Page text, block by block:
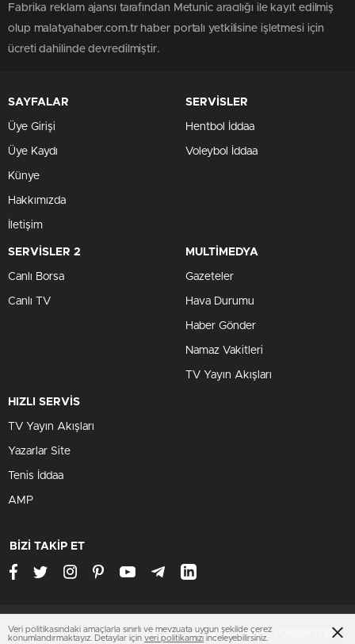
Fabrika reklam ajansı tarafından Metunic aracılığı ile kayıt edilmiş
olup malatyahaber.com.tr haber portalı yetkilisine işletmesi için
ücreti dahilinde devredilmiştir.
SAYFALAR
Üye Girişi
Üye Kaydı
Künye
Hakkımızda
İletişim
SERVİSLER
Hentbol İddaa
Voleybol İddaa
SERVİSLER 2
Canlı Borsa
Canlı TV
MULTİMEDYA
Gazeteler
Hava Durumu
Haber Gönder
Namaz Vakitleri
TV Yayın Akışları
HIZLI SERVİS
TV Yayın Akışları
Yazarlar Site
Tenis İddaa
AMP
BİZİ TAKİP ET
Çerezler ile ilgili bilgi içinÇerez Politikamızıziyaret edebilirsiniz.
Veri politikasındaki amaçlarla sınırlı ve mevzuata uygun şekilde çerez
konumlandırmaktayız. Detaylar için veri politikamızı inceleyebilirsiniz.